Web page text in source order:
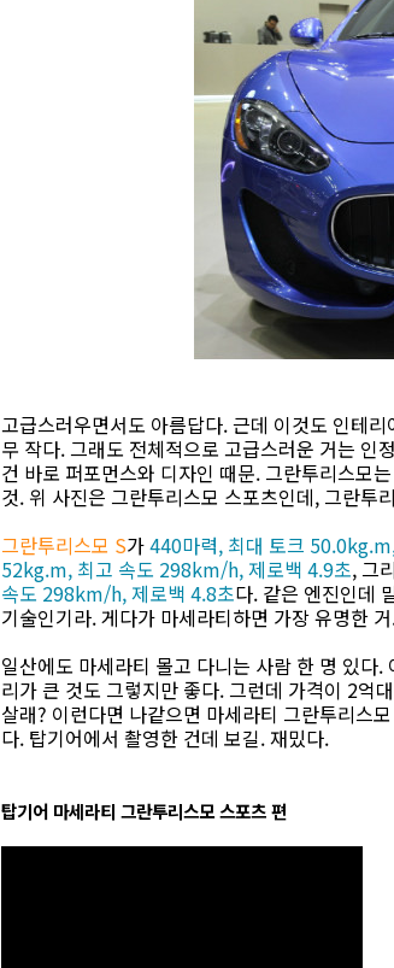
고급스러우면서도 아름답다. 근데 이것도 인테
무 작다. 그래도 전체적으로 고급스러운 거는 인
건 바로 퍼포먼스와 디자인 때문. 그란투리스모
것. 위 사진은 그란투리스모 스포츠인데, 그란투
그란투리스모 S가440마력, 최대 토크
52kg.m, 최고 속도 298km/h, 제로백 4.9초, 그
속도 298km/h, 제로백 4.8초다. 같은 엔진인데
기술인기라. 게다가 마세라티하면 가장 유명한
일산에도 마세라티 몰고 다니는 사람 한 명 있다
리가 큰 것도 그렇지만 좋다. 그런데 가격이 2억
살래? 이런다면 나같으면 마세라티 그란투리스
다. 탑기어에서 촬영한 건데 보길. 재밌다.
탑기어 마세라티 그란투리스모 스포츠 편